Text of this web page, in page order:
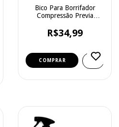
Bico Para Borrifador
Compressão Previa
Guarany
R$34,99